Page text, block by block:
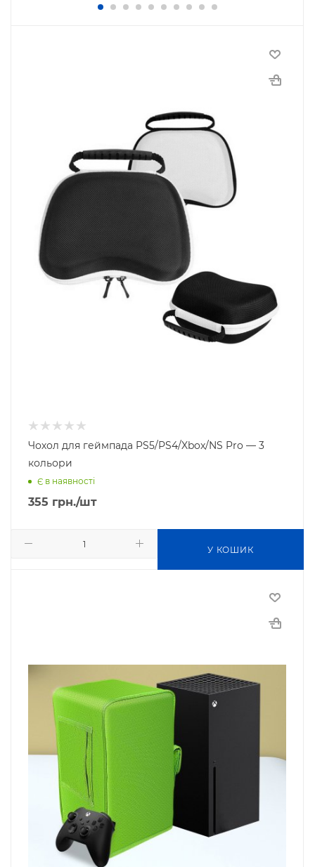
Чохол для геймпада PS5/PS4/Xbox/NS Pro — 3
кольори
Є в наявності
355 грн./шт
У КОШИК